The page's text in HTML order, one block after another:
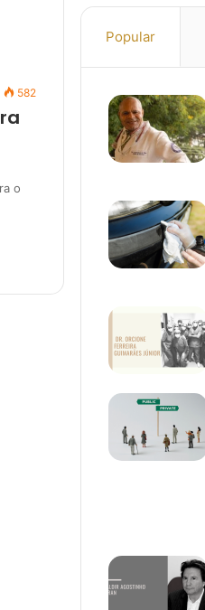
582
o
Popular